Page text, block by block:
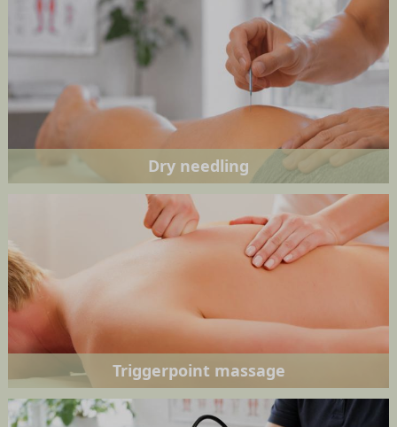
Dry needling
Triggerpoint massage